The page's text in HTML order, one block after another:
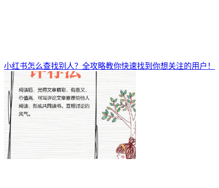
小红书怎么查找别人？全攻略教你快速找到你想关注的用户！